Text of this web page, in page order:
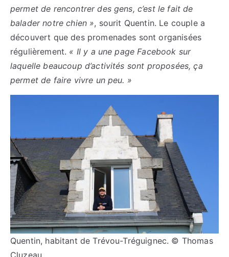
permet de rencontrer des gens, c’est le fait de
balader notre chien », sourit Quentin. Le couple a
découvert que des promenades sont organisées
régulièrement. « Il y a une page Facebook sur
laquelle beaucoup d’activités sont proposées, ça
permet de faire vivre un peu. »
Quentin, habitant de Trévou-Tréguignec. © Thomas
Cluzeau